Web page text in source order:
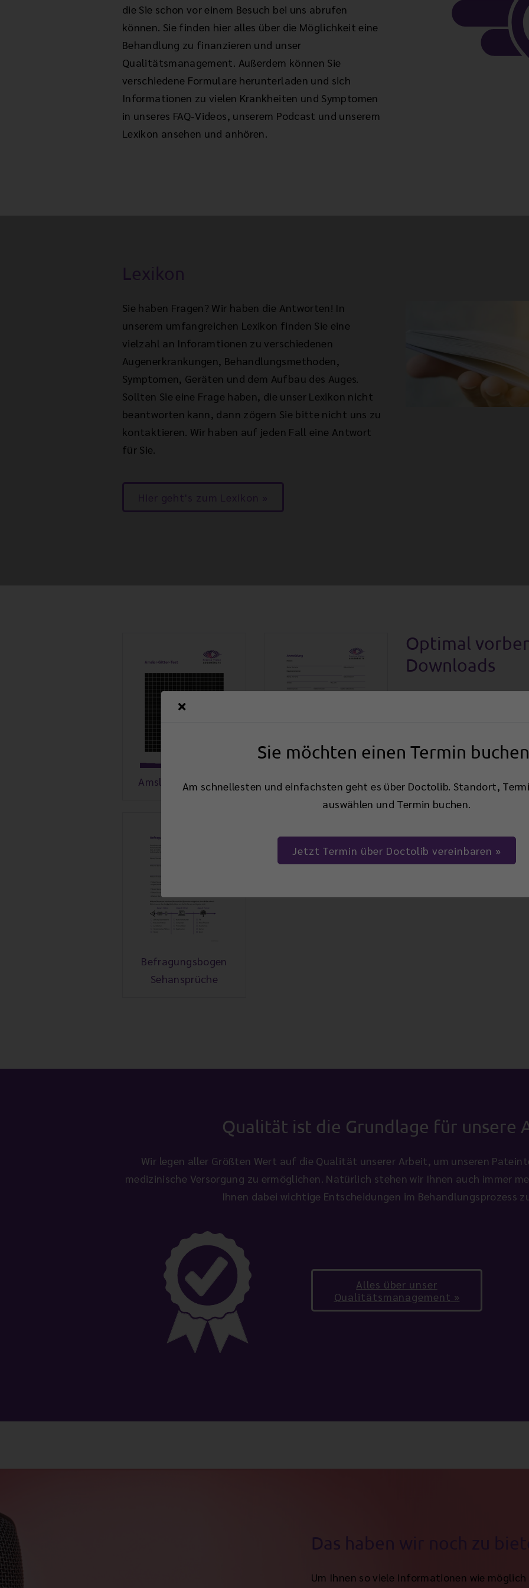
die Sie schon vor einem Besuch bei uns abrufen
können. Sie finden hier alles über die Möglichkeit eine
Behandlung zu finanzieren und unser
Qualitätsmanagement. Außerdem können Sie
verschiedene Formulare herunterladen und sich
Informationen zu vielen Krankheiten und Symptomen
in unseres FAQ-Videos, unserem Podcast und unserem
Lexikon ansehen und anhören.
Lexikon
Sie haben Fragen? Wir haben die Antworten! In
unserem umfangreichen Lexikon finden Sie eine
vielzahl an Inforamtionen zu verschiedenen
Augenerkrankungen, Behandlungsmethoden,
Symptomen, Geräten und dem Aufbau des Auges.
Sollten Sie eine Frage haben, die unser Lexikon nicht
beantworten kann, dann zögern Sie bitte nicht uns zu
kontaktieren. Wir haben auf jeden Fall eine Antwort
für Sie.
Hier geht's zum Lexikon
Amsler-Gitter-Test Anmeldebogen
Befragungsbogen
Sehansprüche
Optimal
Downloads
Auf unserer Download-
Broschüren zum Grauen
herunterladen.
Formularen, die Sie
Qualität ist die Grundlage für unsere
Wir legen aller Größten Wert auf die Qualität unserer Arbeit, um unseren
medizinische Versorgung zu ermöglichen. Natürlich stehen wir Ihnen auch immer
Ihnen dabei wichtige Entscheidungen im Behandlungsprozess
Alles über unser
Qualitätsmanagement
Das haben wir noch zu
Um Ihnen so viele Informationen wie
Sie möchten einen Termin
Am schnellesten und einfachsten geht es über Doctolib. Standort,
auswählen und Termin buchen.
Jetzt Termin über Doctolib vereinbaren